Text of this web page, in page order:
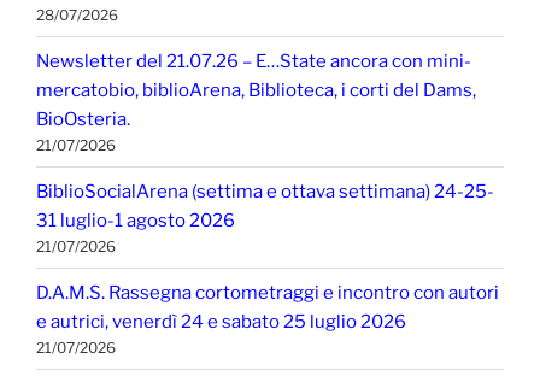
28/07/2026
Newsletter del 21.07.26 – E…State ancora con mini-
mercatobio, biblioArena, Biblioteca, i corti del Dams,
BioOsteria.
21/07/2026
BiblioSocialArena (settima e ottava settimana) 24-25-
31 luglio-1 agosto 2026
21/07/2026
D.A.M.S. Rassegna cortometraggi e incontro con autori
e autrici, venerdì 24 e sabato 25 luglio 2026
21/07/2026